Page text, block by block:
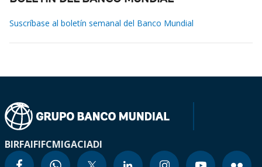
Suscríbase al boletín semanal del Banco Mundial
BIRFAIFIFCMIGACIADI